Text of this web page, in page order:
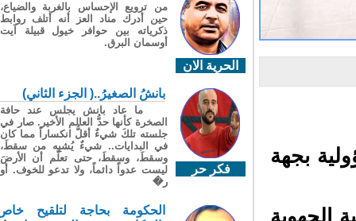
بجهة
الحرية الان
من ترويع الإحساس بالغربة والضياع،
حين أدرك مناد العز أنه أتلف روابط
ذكرياته بين حوافر خيول قبيلة آيت
أوسمان البرق.
فكر حر
بانشُ الصغيرُ..( الجزء الثاني)
ما عاد بانش يجلس عند حافة
الصخرة كأنها حدُّ العالم الأخير. صار في
جلسته تلكَ شيءٌ أقلُّ انكساراً مما كان
في البدايات.. شيءٌ يُشبِه من سقطَ،
وسقطَ، وسقطَ، حتى تعلّم أن الأرضَ
ليست عدواً دائماً، ولا تدعو للخوف. أو
ر�
الحكومة بحاجة لتلقيح خاص